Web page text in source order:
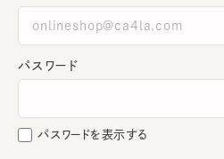
パスワード
パスワードを表示する